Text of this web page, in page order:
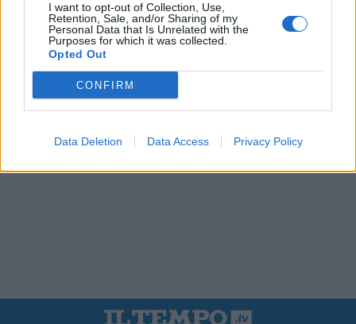
I want to opt-out of Collection, Use,
Retention, Sale, and/or Sharing of my
Personal Data that Is Unrelated with the
Purposes for which it was collected.
Opted Out
CONFIRM
Data Deletion Data Access Privacy Policy